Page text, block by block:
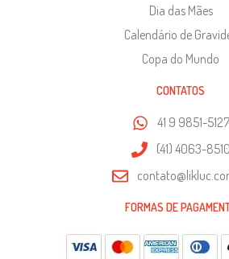
Dia das Mães
Calendário de
Copa do Mundo
CONTATOS
41 9 9851-5127
(41) 4063-8510
FORMAS DE